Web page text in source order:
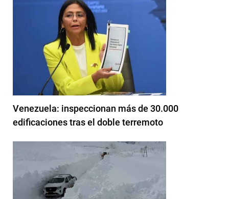
Venezuela: inspeccionan más de 30.000
edificaciones tras el doble terremoto